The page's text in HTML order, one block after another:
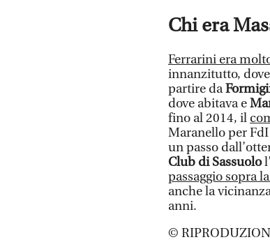
Chi era
Ferrarini era
innanzitutto,
partire da
dove abitava e
fino al 2014, il
Maranello per
un passo
Club di Sassuolo
passaggio sopra la
anche la
anni.
©